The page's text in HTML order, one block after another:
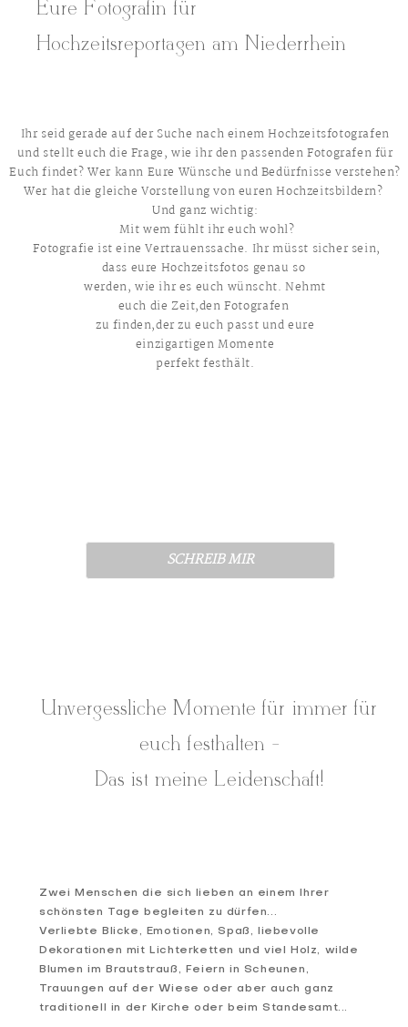
Unvergessliche Momente für immer für
euch festhalten -
Das ist meine Leidenschaft!
Zwei Menschen die sich lieben an einem Ihrer
schönsten Tage begleiten zu dürfen...
Verliebte Blicke, Emotionen, Spaß, liebevolle
Dekorationen mit Lichterketten und viel Holz, wilde
Blumen im Brautstrauß, Feiern in Scheunen,
Trauungen auf der Wiese oder aber auch ganz
traditionell in der Kirche oder beim Standesamt...
Eure Fotografin für
Hochzeitsreportagen am Niederrhein
Ihr seid gerade auf der Suche nach einem Hochzeitsfotografen
und stellt euch die Frage, wie ihr den passenden Fotografen für
Euch findet? Wer kann Eure Wünsche und Bedürfnisse verstehen?
Wer hat die gleiche Vorstellung von euren Hochzeitsbildern?
Und ganz wichtig:
Mit wem fühlt ihr euch wohl?
Fotografie ist eine Vertrauenssache. Ihr müsst sicher sein,
dass eure Hochzeitsfotos genau so
werden, wie ihr es euch wünscht. Nehmt
euch die Zeit,den Fotografen
zu finden,der zu euch passt und eure
einzigartigen Momente
perfekt festhält.
SCHREIB MIR